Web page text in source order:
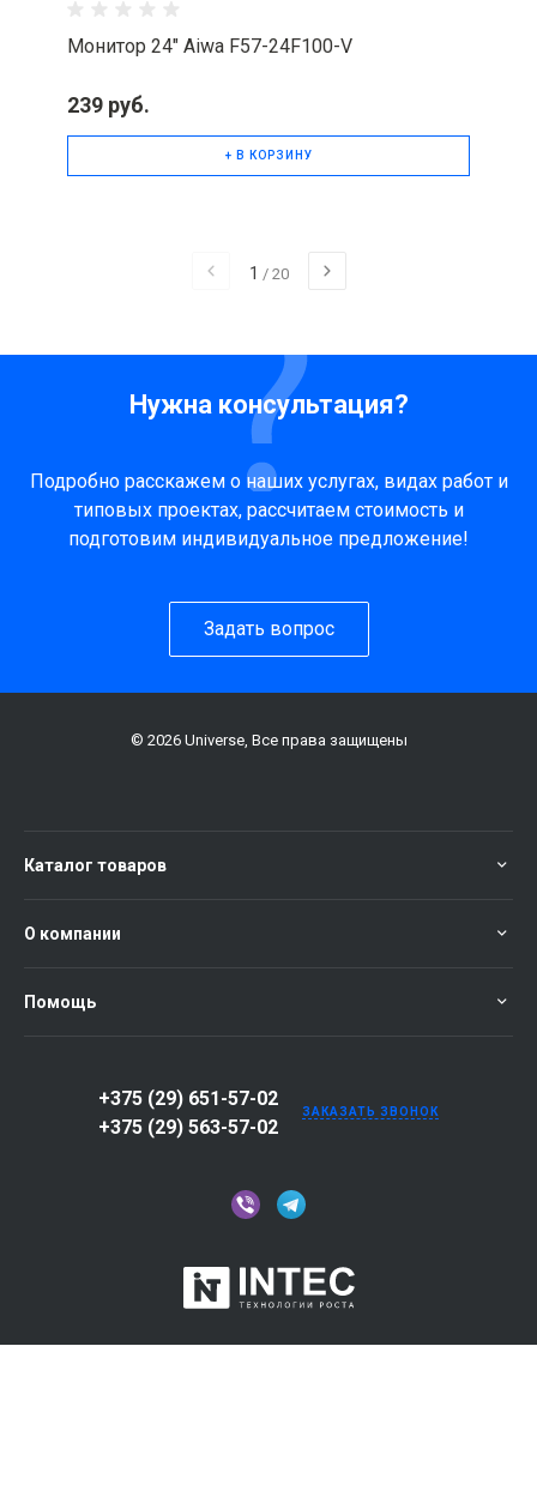
Монитор 24" Aiwa F57-24F100-V
239 руб.
+ В КОРЗИНУ
1 / 20
Нужна консультация?
Подробно расскажем о наших услугах, видах работ и
типовых проектах, рассчитаем стоимость и
подготовим индивидуальное предложение!
Задать вопрос
© 2026 Universe, Все права защищены
Каталог товаров
О компании
Помощь
+375 (29) 651-57-02
+375 (29) 563-57-02
ЗАКАЗАТЬ ЗВОНОК